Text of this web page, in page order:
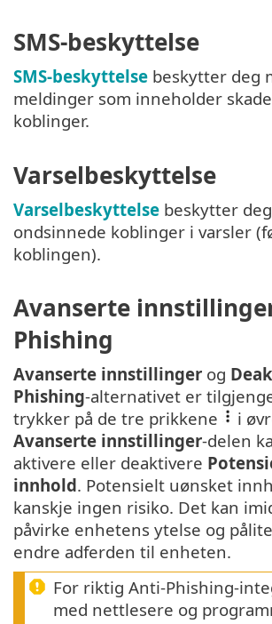
SMS-beskyttelse
SMS-beskyttelse beskytter deg
meldinger som inneholder
koblinger.
Varselbeskyttelse
Varselbeskyttelse beskytter
ondsinnede koblinger i varsler
koblingen).
Avanserte
Phishing
Avanserte innstillinger og
Phishing-alternativet er
trykker på de tre prikkene
i
Avanserte innstillinger-delen
aktivere eller deaktivere
innhold. Potensielt uønsket
kanskje ingen risiko. Det kan
påvirke enhetens ytelse og
endre adferden til enheten.
For riktig Anti-Phishing-
med nettlesere og